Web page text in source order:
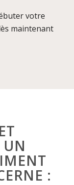
votre
maintenant
UN
: